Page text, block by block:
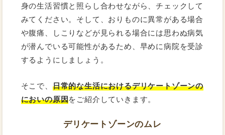
身の生活習慣と照らし合わせながら、チェックして
みてください。そして、おりものに異常がある場合
や腹痛、しこりなどが見られる場合には思わぬ病気
が潜んでいる可能性があるため、早めに病院を受診
するようにしましょう。
そこで、 日常的な生活におけるデリケートゾーンの
においの原因をご紹介していきます。
デリケートゾーンのムレ